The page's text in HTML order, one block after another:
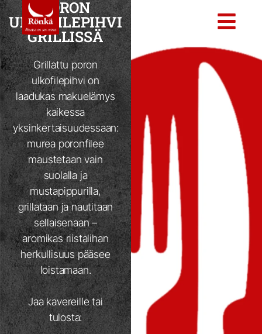
PORON
ULKOFILEPIHVI
GRILLISSÄ
Grillattu poron
ulkofilepihvi on
laadukas makuelämys
kaikessa
yksinkertaisuudessaan:
murea poronfilee
maustetaan vain
suolalla ja
mustapippurilla,
grillataan ja nautitaan
sellaisenaan –
aromikas riistalihan
herkullisuus pääsee
loistamaan.
Jaa kavereille tai
tulosta: